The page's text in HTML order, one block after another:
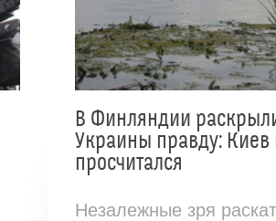
В Финляндии
Украины правду: Киев
просчитался
Незалежные зря